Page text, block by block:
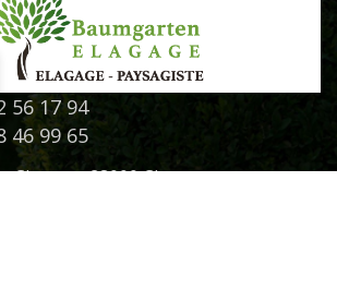
56 17 94
46 99 65
Chanzy - 28000 Chartres